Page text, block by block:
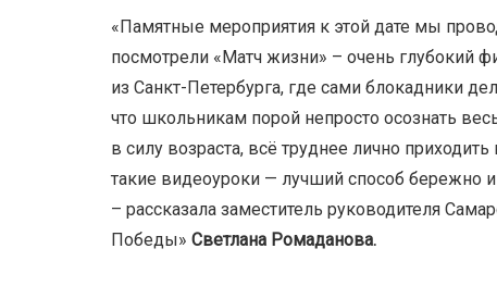
«Памятные мероприятия к этой дате мы
посмотрели «Матч жизни» – очень глубокий
из Санкт-Петербурга, где сами блокадники
что школьникам порой непросто осознать
в силу возраста, всё труднее лично
такие видеоуроки — лучший способ бережно
– рассказала заместитель руководителя
Победы» Светлана Ромаданова.